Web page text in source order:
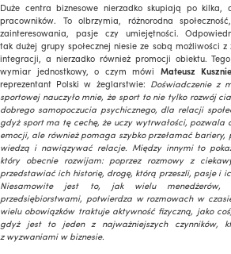
Duże centra biznesowe nierzadko skupiają po kilka,
pracowników. To olbrzymia, różnorodna
zainteresowania, pasje czy umiejętności.
tak dużej grupy społecznej niesie ze sobą możliwości
integracji, a nierzadko również promocji obiektu.
wymiar jednostkowy, o czym mówi Mateusz
reprezentant Polski w żeglarstwie: Doświadczenie z
sportowej nauczyło mnie, że sport to nie tylko rozwój
dobrego samopoczucia psychicznego, dla relacji
gdyż sport ma tę cechę, że uczy wytrwałości, pozwala
emocji, ale również pomaga szybko przełamać
wiedzą i nawiązywać relacje. Między innymi to
który obecnie rozwijam: poprzez rozmowy z
przedstawiać ich historię, drogę, którą przeszli, pasje i
Niesamowite jest to, jak wielu menedżerów,
przedsiębiorstwami, potwierdza w rozmowach w
wielu obowiązków traktuje aktywność fizyczną, jako
gdyż jest to jeden z najważniejszych czynników,
z wyzwaniami w biznesie.